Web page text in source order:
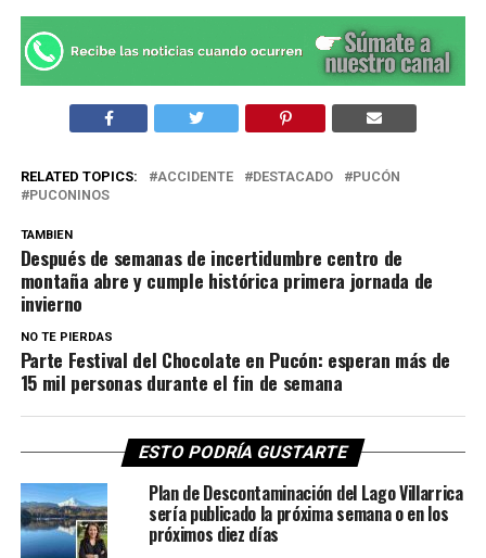
RELATED TOPICS: ACCIDENTE DESTACADO
PUCÓN
PUCONINOS
TAMBIEN
Después de semanas de incertidumbre centro de
montaña abre y cumple histórica primera jornada de
invierno
NO TE PIERDAS
Parte Festival del Chocolate en Pucón: esperan más de
15 mil personas durante el fin de semana
ESTO PODRÍA GUSTARTE
Plan de Descontaminación del Lago Villarrica
sería publicado la próxima semana o en los
próximos diez días